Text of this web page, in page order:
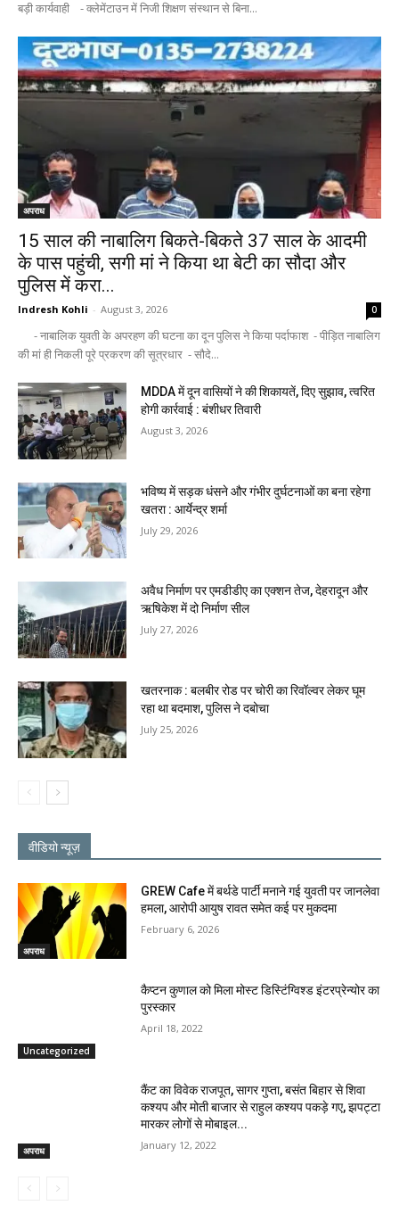
बड़ी कार्यवाही - क्लेमेंटाउन में निजी शिक्षण संस्थान से बिना...
अपराध
15 साल की नाबालिग बिकते-बिकते 37 साल के आदमी
के पास पहुंची, सगी मां ने किया था बेटी का सौदा और
पुलिस में करा...
Indresh Kohli - August 3, 2026 0
- नाबालिक युवती के अपरहण की घटना का दून पुलिस ने किया पर्दाफाश - पीड़ित नाबालिग
की मां ही निकली पूरे प्रकरण की सूत्रधार - सौदे...
MDDA में दून वासियों ने की शिकायतें, दिए सुझाव, त्वरित
होगी कार्रवाई : बंशीधर तिवारी
August 3, 2026
भविष्य में सड़क धंसने और गंभीर दुर्घटनाओं का बना रहेगा
खतरा : आर्येन्द्र शर्मा
July 29, 2026
अवैध निर्माण पर एमडीडीए का एक्शन तेज, देहरादून और
ऋषिकेश में दो निर्माण सील
July 27, 2026
खतरनाक : बलबीर रोड पर चोरी का रिवॉल्वर लेकर घूम
रहा था बदमाश, पुलिस ने दबोचा
July 25, 2026
वीडियो न्यूज़
अपराध
GREW Cafe में बर्थडे पार्टी मनाने गई युवती पर जानलेवा
हमला, आरोपी आयुष रावत समेत कई पर मुकदमा
February 6, 2026
Uncategorized
कैप्टन कुणाल को मिला मोस्ट डिस्टिंग्विश्ड इंटरप्रेन्योर का
पुरस्कार
April 18, 2022
अपराध
कैंट का विवेक राजपूत, सागर गुप्ता, बसंत बिहार से शिवा
कश्यप और मोती बाजार से राहुल कश्यप पकड़े गए, झपट्टा
मारकर लोगों से मोबाइल...
January 12, 2022